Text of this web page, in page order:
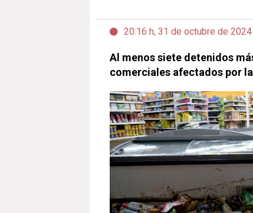
20:16 h, 31 de octubre de 2024
Al menos siete detenidos
comerciales afectados por